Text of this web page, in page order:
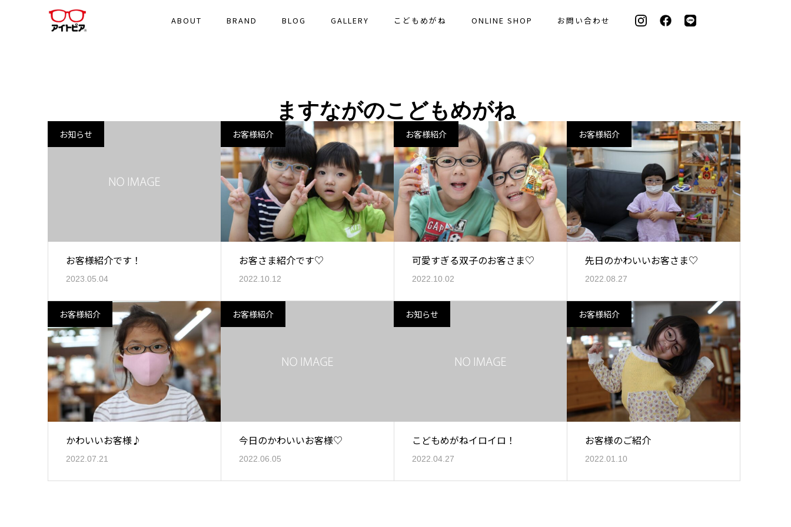
ABOUT BRAND BLOG GALLERY こどもめがね ONLINE SHOP お問い合わせ
ますながのこどもめがね
お知らせ
お客様紹介です！
2023.05.04
お客様紹介
お客さま紹介です♡
2022.10.12
お客様紹介
可愛すぎる双子のお客さま♡
2022.10.02
お客様紹介
先日のかわいいお客さま♡
2022.08.27
お客様紹介
かわいいお客様♪
2022.07.21
お客様紹介
今日のかわいいお客様♡
2022.06.05
お知らせ
こどもめがねイロイロ！
2022.04.27
お客様紹介
お客様のご紹介
2022.01.10